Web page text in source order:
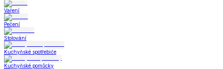
Vaření
Pečení
Stolování
Kuchyňské spotřebiče
Kuchyňské pomůcky